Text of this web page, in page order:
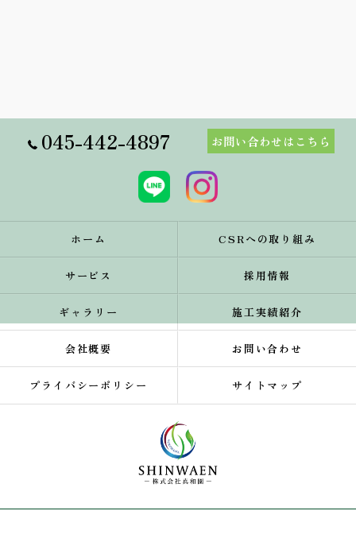
045-442-4897 お問い合わせはこちら
ホーム CSRへの取り組み
サービス 採用情報
ギャラリー 施工実績紹介
会社概要 お問い合わせ
プライバシーポリシー サイトマップ